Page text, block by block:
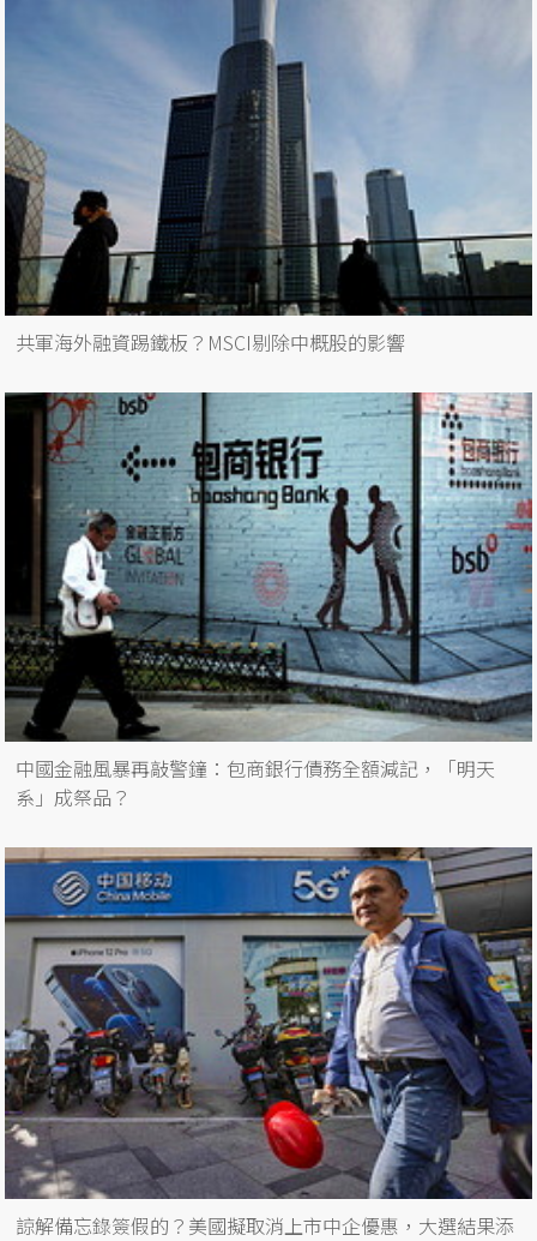
共軍海外融資踢鐵板？MSCI剔除中概股的影響
中國金融風暴再敲警鐘：包商銀行債務全額減記，「明天
系」成祭品？
諒解備忘錄簽假的？美國擬取消上市中企優惠，大選結果添